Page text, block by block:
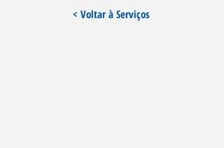
< Voltar à Serviços